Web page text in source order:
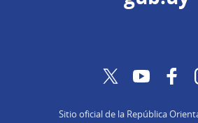
TwitterYouTube
Sitio oficial de la República